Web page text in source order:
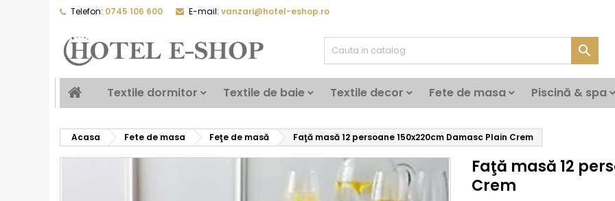
Telefon: 0745 106 600 E-mail: vanzari@hotel-eshop.ro

Textile dormitor Textile de baie Textile decor Fete de masa Piscină & spa
Acasa Fete de masa Feţe de masă Faţă masă 12 persoane 150x220cm Damasc Plain Crem
Faţă masă 12
Crem